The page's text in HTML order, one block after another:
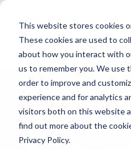
This website stores cookies
These cookies are used to
about how you interact with
us to remember you. We use
order to improve and
experience and for analytics
visitors both on this website
find out more about the
Privacy Policy.